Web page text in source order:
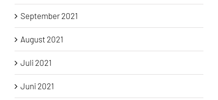
September 2021
August 2021
Juli 2021
Juni 2021